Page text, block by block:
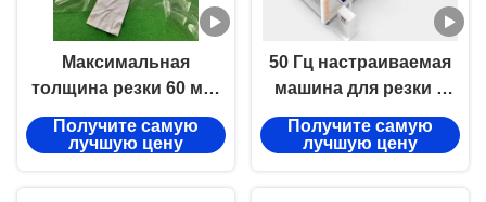
Максимальная
толщина резки 60 мм.
Станок для резки кожи
с ЧПУ со скоростью
Получите самую
лучшую цену
50 Гц настраиваемая
машина для резки с
колебательным
ножом CNC с рабочим
Получите самую
лучшую цену